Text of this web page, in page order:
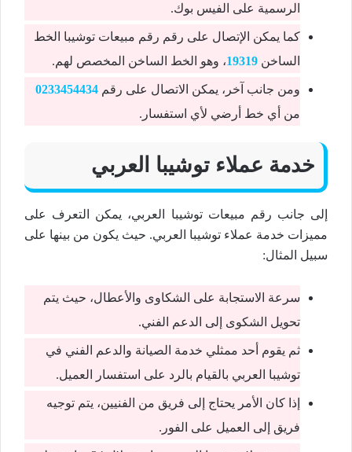
الرسمية على الفيس بوك.
كما يمكن الإتصال على رقم رقم مبيعات توشيبا الخط
الساخن 19319، وهو الخط الساخن المخصص لهم.
ومن جانب آخر، يمكن الاتصال على رقم 0233454434
من أي خط أرضي لأي استفسار.
خدمة عملاء توشيبا العربي
إلى جانب رقم مبيعات توشيبا العربي، يمكن التعرف على
مميزات خدمة عملاء توشيبا العربي. حيث يكون من بينها على
سبيل المثال:
سرعة الاستجابة على الشكاوى والأعطال، حيث يتم
تحويل الشكوى إلى الدعم الفني.
ثم يقوم أحد ممثلي خدمة الصيانة والدعم الفني في
توشيبا العربي بالقيام بالرد على استفسار العميل.
إذا كان الأمر يحتاج إلى فريق من الفنيين، يتم توجيه
فريق إلى العميل على الفور.